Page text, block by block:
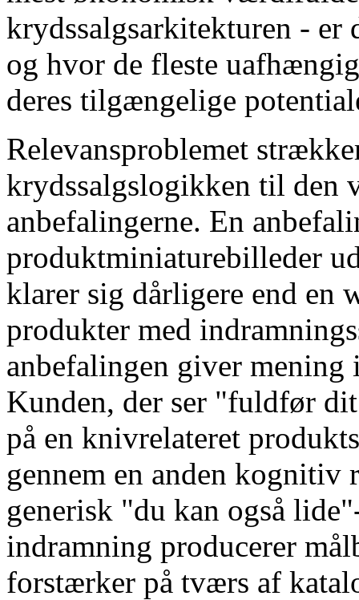
krydssalgsarkitekturen - er
og hvor de fleste
deres tilgængelige
Relevansproblemet
krydssalgslogikken til den
anbefalingerne. En
produktminiaturebilleder
klarer sig dårligere end en
produkter med
anbefalingen giver mening
Kunden, der ser "fuldfør
på en knivrelateret
gennem en anden kognitiv
generisk "du kan også
indramning producerer
forstærker på tværs af